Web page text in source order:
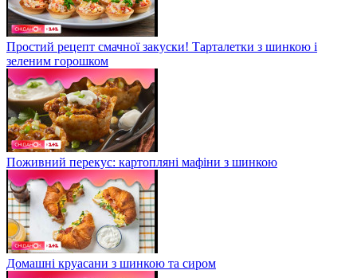
Простий рецепт смачної закуски! Тарталетки з шинкою і
зеленим горошком
Поживний перекус: картопляні мафіни з шинкою
Домашні круасани з шинкою та сиром